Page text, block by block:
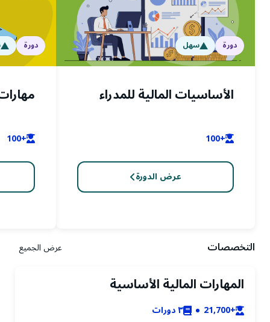
دورة سهل
الأساسيات المالية للمدراء
+100
عرض الدورة
دورة
+100
التخصصات عرض الجميع
المهارات المالية الأساسية
+21,700 ٣دورات